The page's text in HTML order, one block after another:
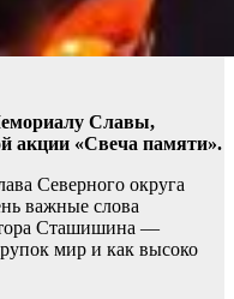
Славы,
акции «Свеча памяти».
Северного округа
важные слова
Сташишина —
мир и как высоко